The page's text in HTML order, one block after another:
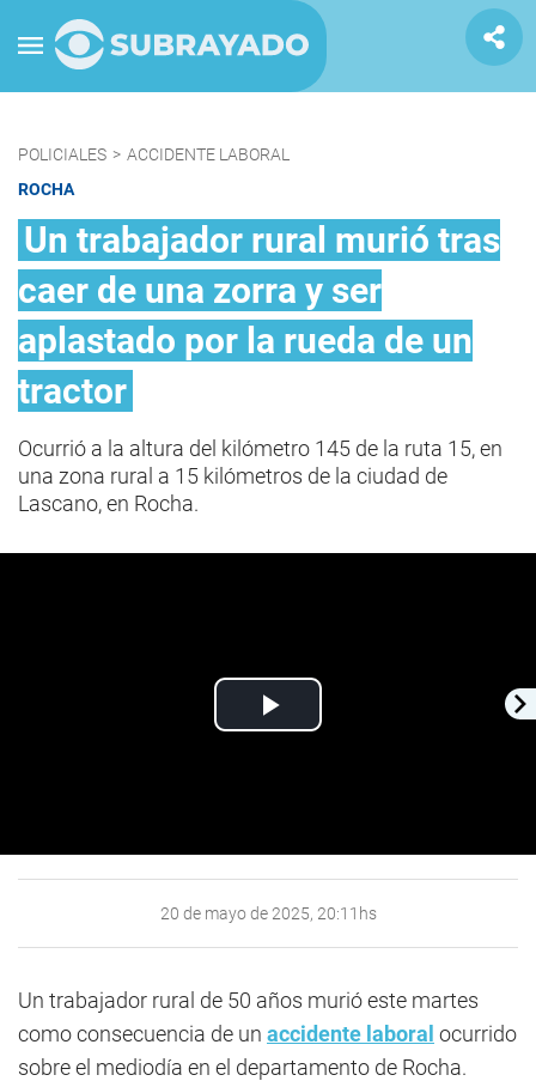
POLICIALES > ACCIDENTE LABORAL
ROCHA
Un trabajador rural murió tras
caer de una zorra y ser
aplastado por la rueda de un
tractor
Ocurrió a la altura del kilómetro 145 de la ruta 15, en
una zona rural a 15 kilómetros de la ciudad de
Lascano, en Rocha.
Play
20 de mayo de 2025, 20:11hs
Un trabajador rural de 50 años murió este martes
como consecuencia de un accidente laboral ocurrido
sobre el mediodía en el departamento de Rocha.